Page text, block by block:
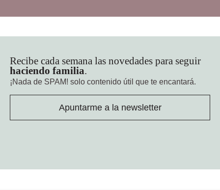
Recibe cada semana las novedades para seguir
haciendo familia.
¡Nada de SPAM! solo contenido útil que te encantará.
Apuntarme a la newsletter